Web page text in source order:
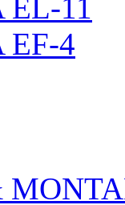
EL-11
EF-4